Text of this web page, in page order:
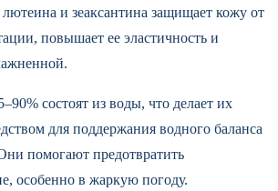
и зеаксантина защищает кожу от
повышает ее эластичность и
состоят из воды, что делает их
для поддержания водного баланса
помогают предотвратить
особенно в жаркую погоду.